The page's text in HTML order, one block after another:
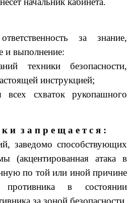
за знание,
и выполнение:
техники безопасности,
инструкцией;
всех схваток рукопашного
и з а п р е щ а е т с я :
заведомо способствующих
(акцентированная атака в
по той или иной причине
противника в состоянии
за зоной безопасности,